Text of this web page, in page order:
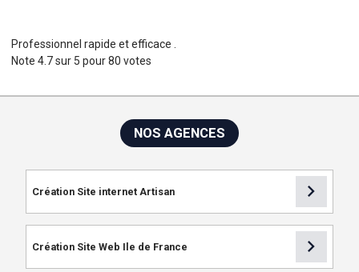
Professionnel rapide et efficace .
Note4.7sur 5 pour80 votes
NOS AGENCES
Création Site internet Artisan chevron_right
Création Site Web Ile de France chevron_right